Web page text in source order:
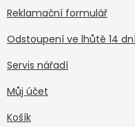
Reklamační formulář
Odstoupení ve lhůtě 14
Servis nářadí
Můj účet
Košík